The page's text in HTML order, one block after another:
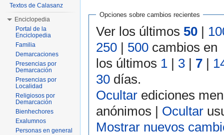
Opciones sobre cambios recientes
Ver los últimos 50 |
250 | 500 cambios en
los últimos 1 | 3 | 7 |
30 días.
Ocultar ediciones
anónimos | Ocultar
Mostrar nuevos
Textos de Calasanz
Enciclopedia
Portal de la
Enciclopedia
Familia
Demarcaciones
Presencias por
Demarcación
Presencias por
Localidad
Religiosos por
Demarcación
Bienhechores
Exalumnos
Personas en general